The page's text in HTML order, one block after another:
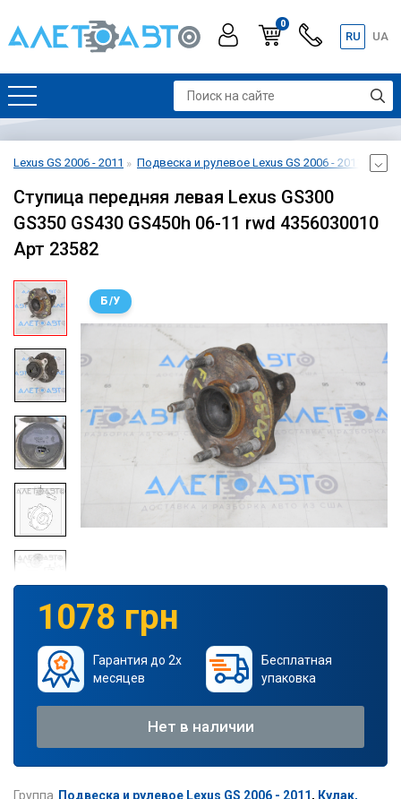
0
RU UA
Lexus GS 2006 - 2011 Подвеска и рулевое Lexus GS 2006 - 2011
Ступица передняя левая Lexus GS300
GS350 GS430 GS450h 06-11 rwd 4356030010
Арт 23582
Б/У
1078 грн
Гарантия до 2х
месяцев
Бесплатная
упаковка
Нет в наличии
Группа Подвеска и рулевое Lexus GS 2006 - 2011, Кулак,